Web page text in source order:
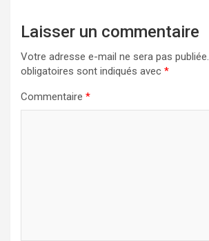
Laisser un commentaire
Votre adresse e-mail ne sera pas publiée.
obligatoires sont indiqués avec *
Commentaire *